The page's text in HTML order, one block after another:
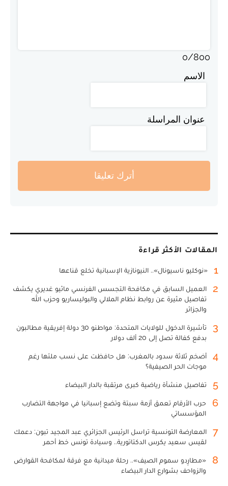
0/800
الاسم
عنوان المراسلة
أترك تعليقا
المقالات الأكثر قراءة
1 «نوكليو ناسيونال».. النيونازية الإسبانية تخلع قناعها
2
العميل السابق في مكافحة التجسس الفرنسي ماثيو غديري يكشف
تفاصيل مثيرة عن روابط نظام الملالي والبوليساريو وحزب الله
والجزائر
3
تأشيرة الدخول للولايات المتحدة: مواطنو 30 دولة إفريقية مطالبون
بدفع كفالة تصل إلى 20 ألف دولار
4
أضخم ثلاثة سدود بالمغرب: هل حافظت على نسب ملئها رغم
موجات الحر الصيفية؟
5 تفاصيل منشأة رياضية كبرى مرتقبة بالدار البيضاء
6
حرب الأرقام تعمق أزمة سبتة وتضع إسبانيا في مواجهة التضارب
المؤسساتي
7
المعارضة التونسية تراسل الرئيس الجزائري عبد المجيد تبون: دعمك
لقيس سعيد يكرس الدكتاتورية.. وسيادة تونس خط أحمر
8
«مطارِدو سموم الصيف».. رحلة ميدانية مع فرقة لمكافحة القوارض
والزواحف بشوارع الدار البيضاء